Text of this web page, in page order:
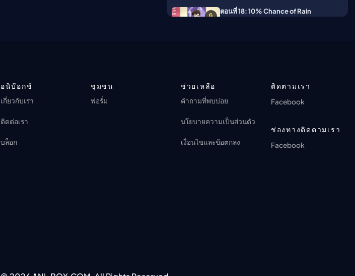
การดู 0 ครั้ง · 2 เดือนที่ผ่านมา
การดู 0 ครั้ง · 2 เดือนที่ผ่านมา
ANI-BOX PLAY
การดู 0 ครั้ง · 2 เดือนที่ผ่านมา
🔒
ตอนที่ 18: 10% Chance of Rain
การดู 0 ครั้ง · 2 เดือนที่ผ่านมา
อนิบ๊อกช์
เกี่ยวกับเรา
ติดต่อเรา
บล็อก
ชุมชน
ฟอรั่ม
ช่วยเหลือ
คำถามที่พบบ่อย
นโยบายความเป็นส่วนตัว
เงื่อนไขและข้อตกลง
ติดตามเรา
Facebook
ช่องทางติดตามเรา
Facebook